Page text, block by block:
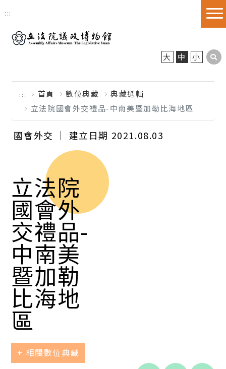
跳到主要內容區塊
:::
大 中 小
::: 首頁 數位典藏
典藏選輯
立法院國會外交禮品-中南美暨加勒比海地區
國會外交 │ 建立日期 2021.08.03
立法院
國會外
交禮品-
中南美
暨加勒
比海地
區
+ 相關數位典藏